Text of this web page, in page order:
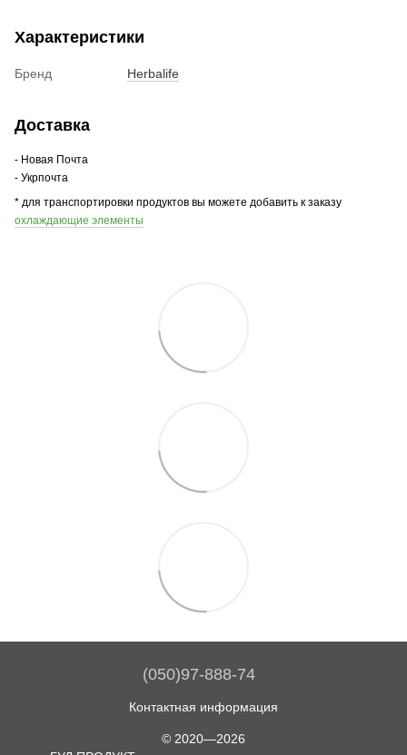
Характеристики
Бренд Herbalife
Доставка
- Новая Почта
- Укрпочта
* для транспортировки продуктов вы можете добавить к заказу
охлаждающие элементы
(050)97-888-74
Контактная информация
© 2020—2026